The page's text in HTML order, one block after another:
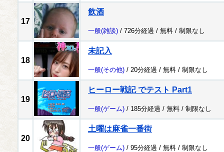
17
飲酒
一般(雑談) / 726分経過 / 無料 / 制限なし
18
未記入
一般(その他) / 20分経過 / 無料 / 制限なし
19
ヒーロー戦記 でテスト Part1
一般(ゲーム) / 185分経過 / 無料 / 制限なし
20
土曜は麻雀一番街
一般(ゲーム) / 95分経過 / 無料 / 制限なし